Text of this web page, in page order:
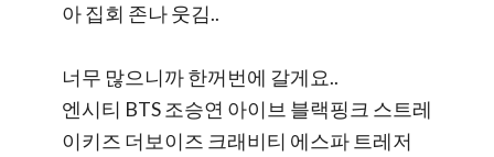
아 집회 존나 웃김..
너무 많으니까 한꺼번에 갈게요..
엔시티 BTS 조승연 아이브 블랙핑크 스트레
이키즈 더보이즈 크래비티 에스파 트레저